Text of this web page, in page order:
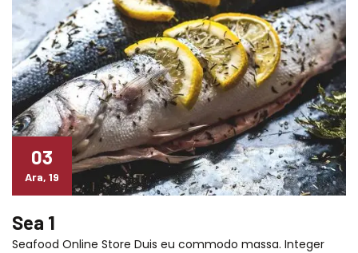
03
Ara, 19
Sea 1
Seafood Online Store Duis eu commodo massa. Integer